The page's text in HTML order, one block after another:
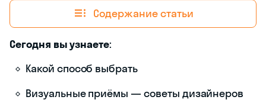
Содержание статьи
Сегодня вы узнаете:
Какой способ выбрать
Визуальные приёмы — советы дизайнеров